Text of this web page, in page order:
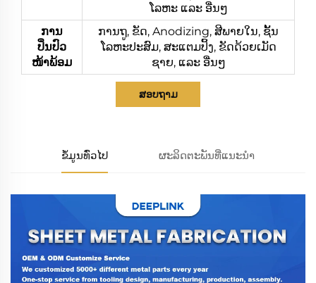
ໂລຫະ ແລະ ອື່ນໆ
ການ
ປິ່ນປົວ
ໜ້າພ້ອມ
ການຖູ, ຂັດ, Anodizing, ສີພາຍໃນ, ຊັ້ນ
ໂລຫະປະສົມ, ສະແຕມປິ້ງ, ຂັດດ້ວຍເມັດ
ຊາຍ, ແລະ ອື່ນໆ
ສອບຖາມ
ຂໍ້ມູນທົ່ວໄປ ຜະລິດຕະພັນທີ່ແນະນຳ